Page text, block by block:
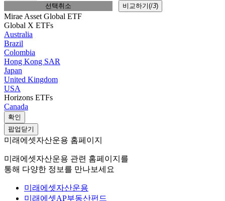
선택취소
비교하기(/3)
Mirae Asset Global ETF
Global X ETFs
Australia
Brazil
Colombia
Hong Kong SAR
Japan
United Kingdom
USA
Horizons ETFs
Canada
확인
팝업닫기
미래에셋자산운용 홈페이지
미래에셋자산운용 관련 홈페이지를
통해 다양한 정보를 만나보세요
미래에셋자산운용
미래에셋AP부동산펀드